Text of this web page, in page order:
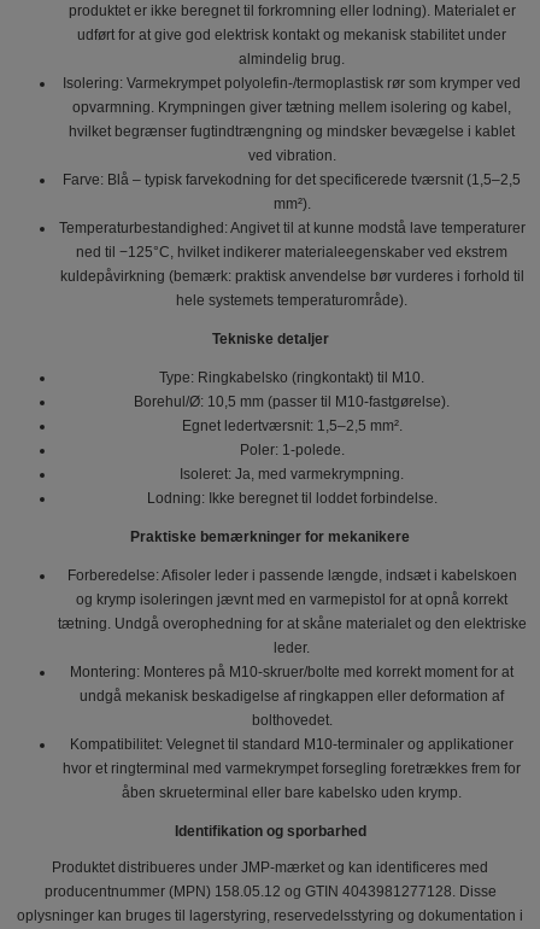
produktet er ikke beregnet til forkromning eller lodning). Materialet er
udført for at give god elektrisk kontakt og mekanisk stabilitet under
almindelig brug.
Isolering: Varmekrympet polyolefin-/termoplastisk rør som krymper ved
opvarmning. Krympningen giver tætning mellem isolering og kabel,
hvilket begrænser fugtindtrængning og mindsker bevægelse i kablet
ved vibration.
Farve: Blå – typisk farvekodning for det specificerede tværsnit (1,5–2,5
mm²).
Temperaturbestandighed: Angivet til at kunne modstå lave temperaturer
ned til −125°C, hvilket indikerer materialeegenskaber ved ekstrem
kuldepåvirkning (bemærk: praktisk anvendelse bør vurderes i forhold til
hele systemets temperaturområde).
Tekniske detaljer
Type: Ringkabelsko (ringkontakt) til M10.
Borehul/Ø: 10,5 mm (passer til M10-fastgørelse).
Egnet ledertværsnit: 1,5–2,5 mm².
Poler: 1-polede.
Isoleret: Ja, med varmekrympning.
Lodning: Ikke beregnet til loddet forbindelse.
Praktiske bemærkninger for mekanikere
Forberedelse: Afisoler leder i passende længde, indsæt i kabelskoen
og krymp isoleringen jævnt med en varmepistol for at opnå korrekt
tætning. Undgå overophedning for at skåne materialet og den elektriske
leder.
Montering: Monteres på M10-skruer/bolte med korrekt moment for at
undgå mekanisk beskadigelse af ringkappen eller deformation af
bolthovedet.
Kompatibilitet: Velegnet til standard M10-terminaler og applikationer
hvor et ringterminal med varmekrympet forsegling foretrækkes frem for
åben skrueterminal eller bare kabelsko uden krymp.
Identifikation og sporbarhed
Produktet distribueres under JMP-mærket og kan identificeres med
producentnummer (MPN) 158.05.12 og GTIN 4043981277128. Disse
oplysninger kan bruges til lagerstyring, reservedelsstyring og dokumentation i